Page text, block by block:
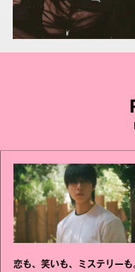
恋も、笑いも、ミステリーも